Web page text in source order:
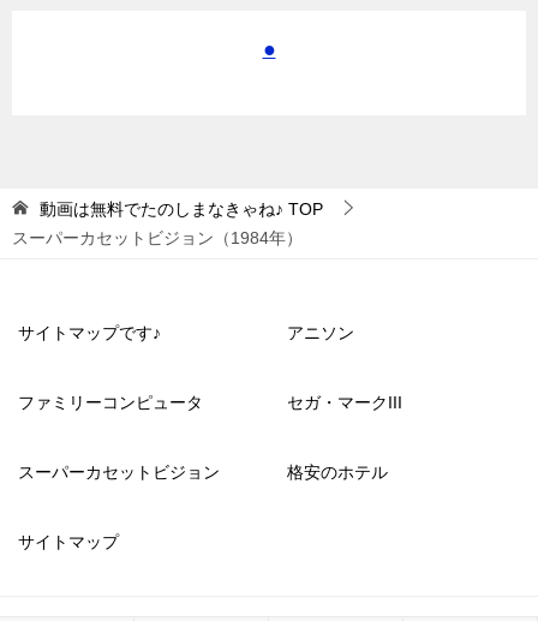
●
動画は無料でたのしまなきゃね♪ TOP
スーパーカセットビジョン（1984年）
サイトマップです♪ アニソン
ファミリーコンピュータ セガ・マークIII
スーパーカセットビジョン 格安のホテル
サイトマップ